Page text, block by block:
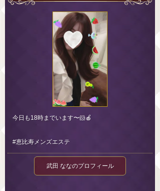
今日も18時までいます〜🐹🍎
#恵比寿メンズエステ
武田 ななのプロフィール